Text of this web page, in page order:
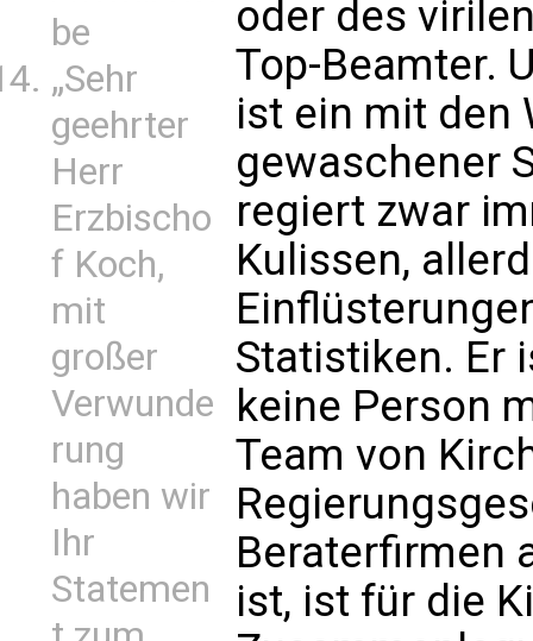
be
„Sehr
geehrter
Herr
Erzbischo
f Koch,
mit
großer
Verwunde
rung
haben wir
Ihr
Statemen
oder des
Top-Beamter.
ist ein mit den
gewaschener
regiert zwar
Kulissen,
Statistiken. Er
keine Person
Team von
Beraterfirmen
ist, ist für die